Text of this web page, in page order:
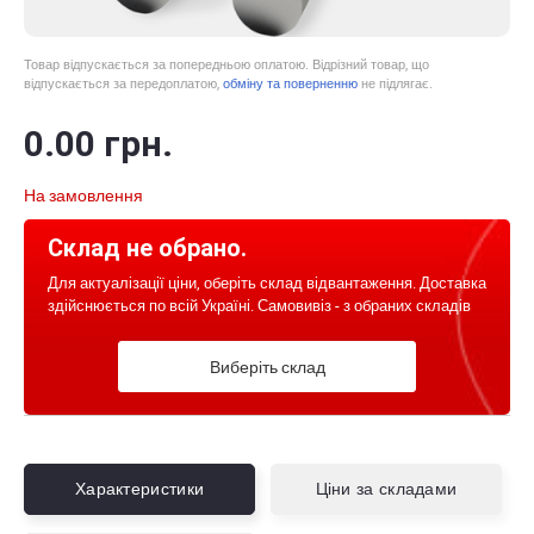
Товар відпускається за попередньою оплатою. Відрізний товар, що
відпускається за передоплатою, обміну та поверненню не підлягає.
0.00 грн.
На замовлення
Склад не обрано.
Для актуалізації ціни, оберіть склад відвантаження. Доставка
здійснюється по всій Україні. Самовивіз - з обраних складів
Виберіть склад
Характеристики Ціни за складами